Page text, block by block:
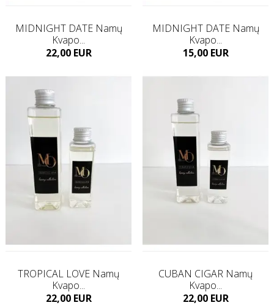
MIDNIGHT DATE Namų
Kvapo...
Kaina
22,00 EUR
Į KREPŠELĮ
MIDNIGHT DATE Namų
Kvapo...
Kaina
15,00 EUR
TROPICAL LOVE Namų
Kvapo...
Kaina
22,00 EUR
CUBAN CIGAR Namų
Kvapo...
Kaina
22,00 EUR